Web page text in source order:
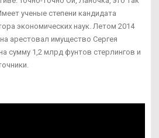
ученые степени кандидата
экономических наук. Летом 2014
арестовал имущество Сергея
сумму 1,2 млрд фунтов стерлингов и